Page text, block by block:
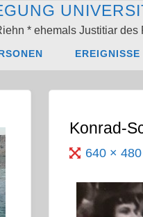
GUNG UNIVERSI
* ehemals Justitiar des
EREIGNISSE
StartPeter Klein,
Konrad-
Originalgröße
640 × 480